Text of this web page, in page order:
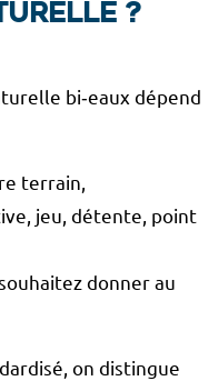
?
bi‑eaux dépend
terrain,
jeu, détente, point
donner au
on distingue